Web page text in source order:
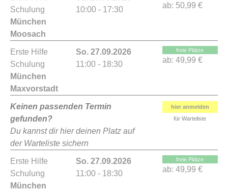
Schulung
München
Moosach
10:00 - 17:30
ab: 50,99 €
Erste Hilfe
Schulung
München
Maxvorstadt
So. 27.09.2026
11:00 - 18:30
freie Plätze
ab: 49,99 €
Keinen passenden Termin
gefunden?
Du kannst dir hier deinen Platz auf
der Warteliste sichern
hier anmelden
für Warteliste
Erste Hilfe
Schulung
München
So. 27.09.2026
11:00 - 18:30
freie Plätze
ab: 49,99 €